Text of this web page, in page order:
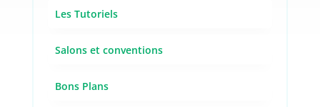
Les Tutoriels
Salons et conventions
Bons Plans